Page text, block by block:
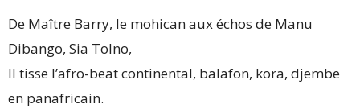
De Maître Barry, le mohican aux échos de Manu
Dibango, Sia Tolno,
Il tisse l’afro-beat continental, balafon, kora, djembe
en panafricain.